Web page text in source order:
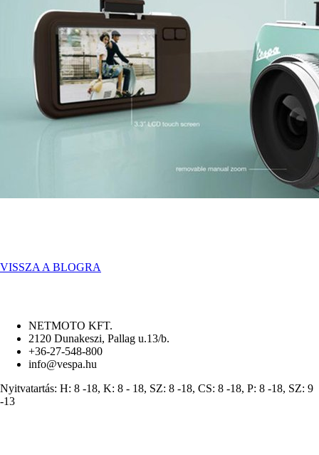
VISSZA A BLOGRA
NETMOTO KFT.
2120 Dunakeszi, Pallag u.13/b.
+36-27-548-800
info@vespa.hu
Nyitvatartás: H: 8 -18, K: 8 - 18, SZ: 8 -18, CS: 8 -18, P: 8 -18, SZ: 9
-13